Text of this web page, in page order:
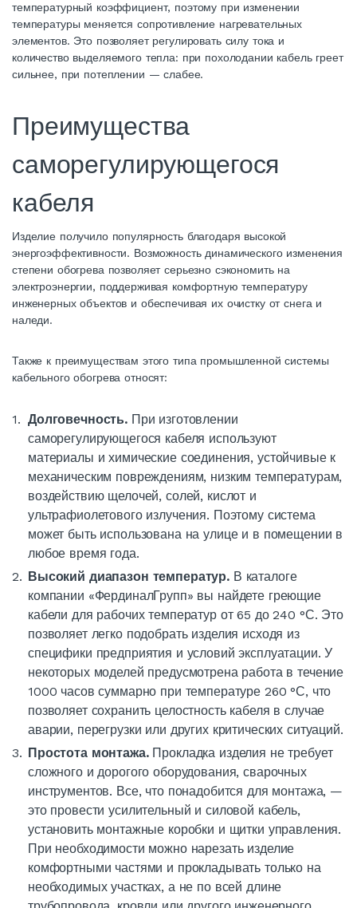
температурный коэффициент, поэтому при изменении
температуры меняется сопротивление нагревательных
элементов. Это позволяет регулировать силу тока и
количество выделяемого тепла: при похолодании кабель греет
сильнее, при потеплении — слабее.
Преимущества
саморегулирующегося
кабеля
Изделие получило популярность благодаря высокой
энергоэффективности. Возможность динамического изменения
степени обогрева позволяет серьезно сэкономить на
электроэнергии, поддерживая комфортную температуру
инженерных объектов и обеспечивая их очистку от снега и
наледи.
Также к преимуществам этого типа промышленной системы
кабельного обогрева относят:
Долговечность.При изготовлении
саморегулирующегося кабеля используют
материалы и химические соединения, устойчивые к
механическим повреждениям, низким температурам,
воздействию щелочей, солей, кислот и
ультрафиолетового излучения. Поэтому система
может быть использована на улице и в помещении в
любое время года.
Высокий диапазон температур. В каталоге
компании «ФердиналГрупп» вы найдете греющие
кабели для рабочих температур от 65 до 240 °С. Это
позволяет легко подобрать изделия исходя из
специфики предприятия и условий эксплуатации. У
некоторых моделей предусмотрена работа в течение
1000 часов суммарно при температуре 260 °С, что
позволяет сохранить целостность кабеля в случае
аварии, перегрузки или других критических ситуаций.
Простота монтажа. Прокладка изделия не требует
сложного и дорогого оборудования, сварочных
инструментов. Все, что понадобится для монтажа, —
это провести усилительный и силовой кабель,
установить монтажные коробки и щитки управления.
При необходимости можно нарезать изделие
комфортными частями и прокладывать только на
необходимых участках, а не по всей длине